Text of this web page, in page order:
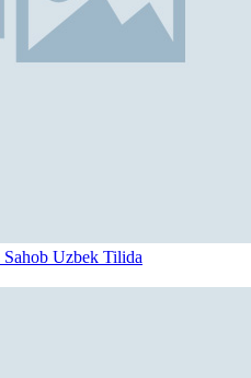
Uzbek Tilida